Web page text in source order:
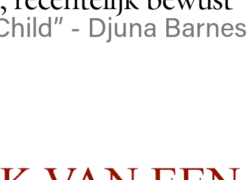
- Djuna Barnes